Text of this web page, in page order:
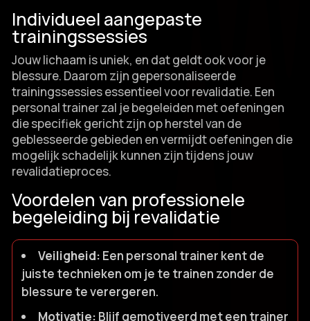
Individueel aangepaste
trainingssessies
Jouw lichaam is uniek, en dat geldt ook voor je
blessure.​ Daarom zijn gepersonaliseerde
trainingssessies essentieel voor revalidatie.​ Een
personal trainer zal je begeleiden met oefeningen
die specifiek gericht zijn op herstel van de
geblesseerde gebieden en vermijdt oefeningen die
mogelijk schadelijk kunnen zijn tijdens jouw
revalidatieproces.​
Voordelen van professionele
begeleiding bij revalidatie
Veiligheid: Een personal trainer kent de
juiste technieken om je te trainen zonder de
blessure te verergeren.​
Motivatie: Blijf gemotiveerd met een trainer